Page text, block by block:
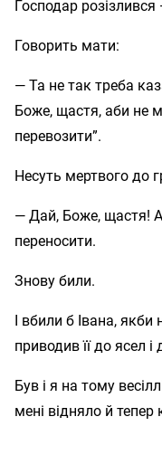
Господар
Говорить мати:
— Та не так треба
Боже, щастя, аби не
перевозити”.
Несуть мертвого до
— Дай, Боже, щастя!
переносити.
Знову били.
І вбили б Івана,
приводив її до ясел і
Був і я на тому
мені відняло й тепер